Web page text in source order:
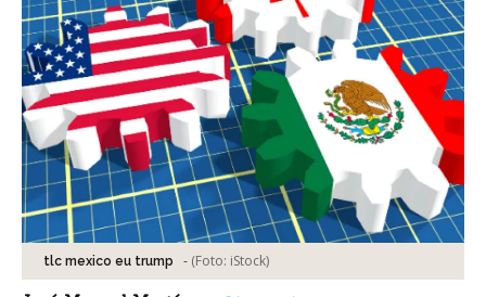
tlc mexico eu trump - (Foto: iStock)